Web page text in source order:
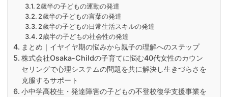
2歳半の子どもの運動の発達
2歳半の子どもの言葉の発達
2歳半の子どもの日常生活スキルの発達
2歳半の子どもの社会性の発達
まとめ｜イヤイヤ期の悩みから親子の理解へのステップ
株式会社Osaka-Childの子育てに悩む40代女性のカウン
セリングで心理システムの問題を共に解決し生きづらさを
克服するサポート
小中学高校生・発達障害の子どもの不登校復学支援事業を